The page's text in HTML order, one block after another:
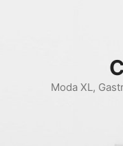
Moda XL,